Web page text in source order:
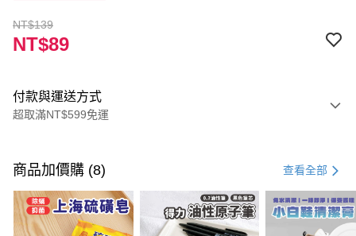
NT$139
NT$89
付款與運送方式
超取滿NT$599免運
信用卡一次付款
超商取貨付款
LINE Pay
商品加價購 (8) 查看全部